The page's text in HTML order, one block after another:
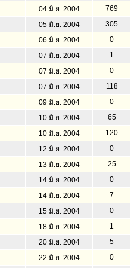
04 มิ.ย. 2004
769
05 มิ.ย. 2004
305
06 มิ.ย. 2004
0
07 มิ.ย. 2004
1
07 มิ.ย. 2004
0
07 มิ.ย. 2004
118
09 มิ.ย. 2004
0
10 มิ.ย. 2004
65
10 มิ.ย. 2004
120
12 มิ.ย. 2004
0
13 มิ.ย. 2004
25
14 มิ.ย. 2004
0
14 มิ.ย. 2004
7
15 มิ.ย. 2004
0
18 มิ.ย. 2004
1
20 มิ.ย. 2004
5
22 มิ.ย. 2004
0